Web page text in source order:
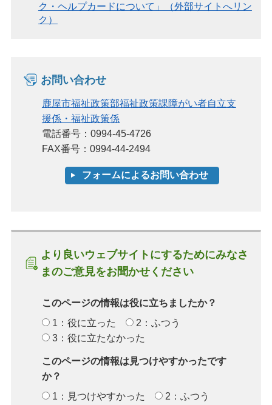
ク・ヘルプカードについて」（外部サイトへリン
ク）
お問い合わせ
鹿屋市福祉政策部福祉政策課障がい者自立支
援係・福祉政策係
電話番号：0994-45-4726
FAX番号：0994-44-2494
より良いウェブサイトにするためにみなさ
まのご意見をお聞かせください
このページの情報は役に立ちましたか？
1：役に立った
2：ふつう
3：役に立たなかった
このページの情報は見つけやすかったです
か？
1：見つけやすかった
2：ふつう